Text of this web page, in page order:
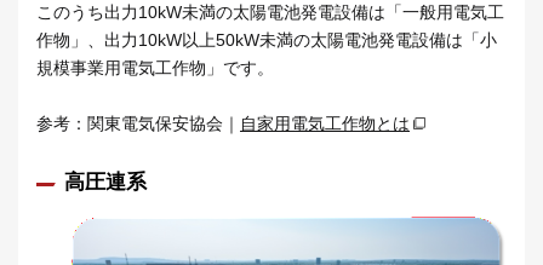
このうち出力10kW未満の太陽電池発電設備は「一般用電気工
作物」、出力10kW以上50kW未満の太陽電池発電設備は「小
規模事業用電気工作物」です。
参考：関東電気保安協会｜ 自家用電気工作物とは
高圧連系